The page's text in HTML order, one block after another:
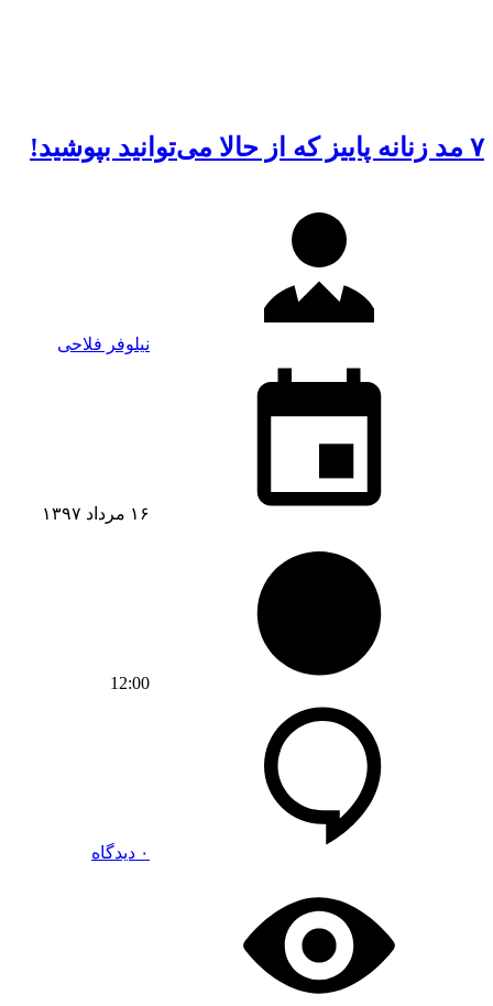
۷ مد زنانه پاییز که از حالا می‌توانید بپوشید!
نیلوفر فلاحی
۱۶ مرداد ۱۳۹۷
12:00
۰ دیدگاه